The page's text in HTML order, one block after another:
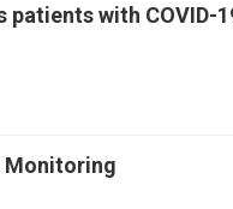
patients with COVID-
Monitoring